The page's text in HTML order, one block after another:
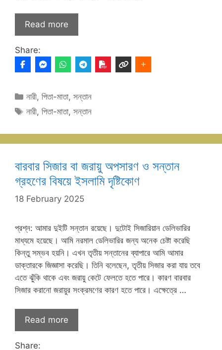
Read more
Share:
Categories
নারী,পিতা-মাতা,সন্তান
Tags
নারী,পিতা-মাতা,সন্তান
বারবার সিজার বা জরায়ু অপসারণ ও সন্তান
গ্রহণের বিষয়ে ইসলামি দৃষ্টিকোণ
18 February 2025
প্রশ্ন: আমার দুইটি সন্তান রয়েছে। দুটোই সিজারিয়ান ডেলিভারির
মাধ্যমে হয়েছে। আমি নরমাল ডেলিভারির জন্য অনেক চেষ্টা করেছি
কিন্তু সম্ভব হয়নি। এখন তৃতীয় সন্তানের ব্যাপারে আমি আমার
ডাক্তারকে জিজ্ঞাসা করেছি। তিনি বলেছেন, তৃতীয় সিজার করা যায় তবে
এতে ঝুঁকি থাকে এবং জরায়ু কেটে ফেলতে হতে পারে। কারণ বারবার
সিজার করানো জরায়ুর সংক্রমণের কারণ হতে পারে। এক্ষেত্রে …
Read more
Share: